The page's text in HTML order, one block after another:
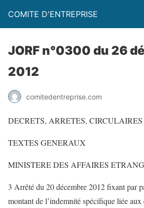
COMITE D'ENTREPRISE
JORF n°0300 du 26
2012
comitedentreprise.com
DECRETS, ARRETES, CIRCULAIRES
TEXTES GENERAUX
MINISTERE DES AFFAIRES
3 Arrêté du 20 décembre 2012 fixant par
montant de l’indemnité spécifique liée